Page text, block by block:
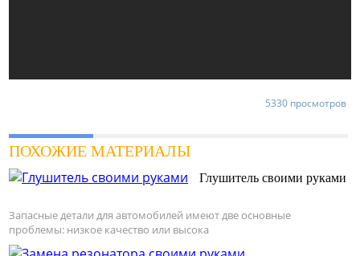
5330 просмотров
ПОХОЖИЕ МАТЕРИАЛЫ
Глушитель своими руками
Запасные детали для автомобилей имеют две основные
проблемы: низкое качество или высока